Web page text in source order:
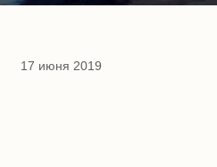
17 июня 2019